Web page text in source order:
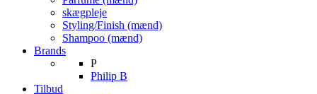
skægpleje
Styling/Finish (mænd)
Shampoo (mænd)
Brands
P
Philip B
Tilbud